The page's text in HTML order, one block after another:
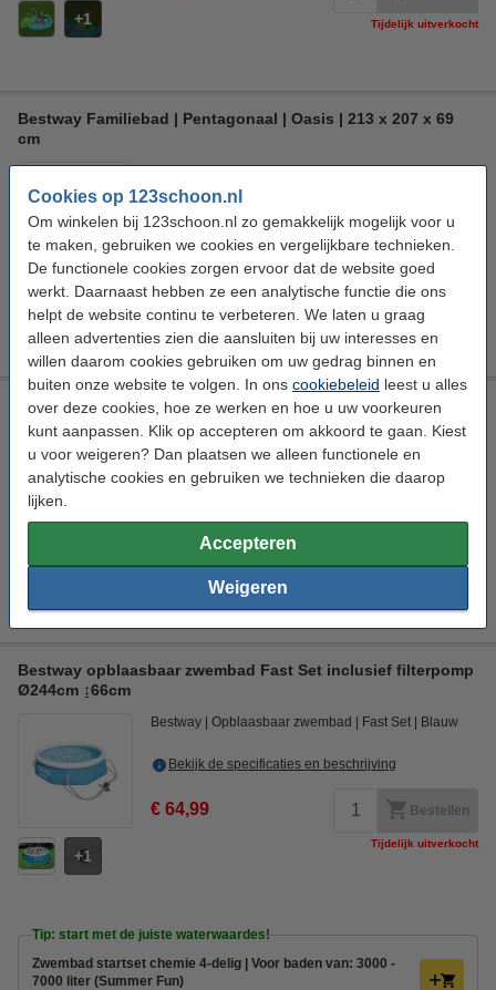
Cookies op 123schoon.nl
Om winkelen bij 123schoon.nl zo gemakkelijk mogelijk voor u
te maken, gebruiken we cookies en vergelijkbare technieken.
De functionele cookies zorgen ervoor dat de website goed
werkt. Daarnaast hebben ze een analytische functie die ons
helpt de website continu te verbeteren. We laten u graag
alleen advertenties zien die aansluiten bij uw interesses en
willen daarom cookies gebruiken om uw gedrag binnen en
buiten onze website te volgen. In ons cookiebeleid leest u alles
over deze cookies, hoe ze werken en hoe u uw voorkeuren
kunt aanpassen. Klik op accepteren om akkoord te gaan. Kiest
u voor weigeren? Dan plaatsen we alleen functionele en
analytische cookies en gebruiken we technieken die daarop
lijken.
Accepteren
Weigeren
1 Tijdelijk uitverkocht
Bestway Familiebad | Pentagonaal | Oasis | 213 x 207 x 69
cm
Bestway Familiezwembad
Pentagonaal oasis 213
Vanaf 6 jaar
Bekijk de specificaties en beschrijving
€ 39,99 Bestellen
Bestway Fast Set Zwembad | Rond | 244 x 61 cm
Bestway Zwembad
Fast set 244
Inclusief cartridgefilter en filter type I
€ 54,99
Bestway opblaasbaar zwembad Fast Set inclusief filterpomp
Ø244cm ↨66cm
1
Bestway Opblaasbaar zwembad Fast Set Blauw
Bekijk de specificaties en beschrijving
€ 64,99 Bestellen
Tijdelijk uitverkocht
Tip: start met de juiste waterwaardes!
Zwembad startset chemie 4-delig | Voor baden van: 3000 -
7000 liter (Summer Fun)